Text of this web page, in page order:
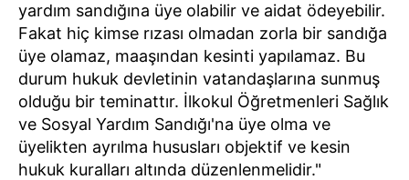
yardım sandığına üye olabilir ve aidat ödeyebilir.
Fakat hiç kimse rızası olmadan zorla bir sandığa
üye olamaz, maaşından kesinti yapılamaz. Bu
durum hukuk devletinin vatandaşlarına sunmuş
olduğu bir teminattır. İlkokul Öğretmenleri Sağlık
ve Sosyal Yardım Sandığı'na üye olma ve
üyelikten ayrılma hususları objektif ve kesin
hukuk kuralları altında düzenlenmelidir."